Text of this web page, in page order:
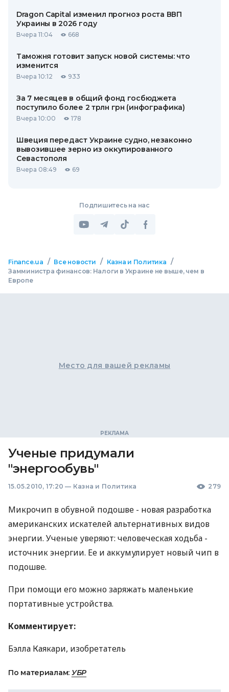
Dragon Capital изменил прогноз роста ВВП
Украины в 2026 году
Вчера 11:04 668
Таможня готовит запуск новой системы: что
изменится
Вчера 10:12 933
За 7 месяцев в общий фонд госбюджета
поступило более 2 трлн грн (инфографика)
Вчера 10:00 178
Швеция передаст Украине судно, незаконно
вывозившее зерно из оккупированного
Севастополя
Вчера 08:49 69
Подпишитесь на нас
Finance.ua / Все новости / Казна и Политика /
Замминистра финансов: Налоги в Украине не выше, чем в
Европе
Место для вашей рекламы
Ученые придумали
"энергообувь"
15.05.2010, 17:20 — Казна и Политика 279
Микрочип в обувной подошве - новая разработка
американских искателей альтернативных видов
энергии. Ученые уверяют: человеческая ходьба -
источник энергии. Ее и аккумулирует новый чип в
подошве.
При помощи его можно заряжать маленькие
портативные устройства.
Комментирует:
Бэлла Каякари, изобретатель
По материалам: УБР